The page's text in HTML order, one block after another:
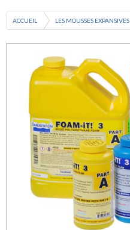
ACCUEIL LES MOUSSES EXPANSIVES